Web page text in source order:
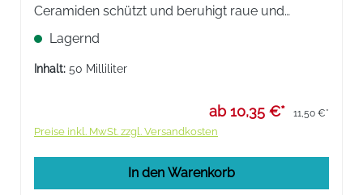
Ceramiden schützt und beruhigt raue und
trockene Haut sofort.
Lagernd
Inhalt: 50 Milliliter
ab 10,35 €* 11,50 €*
Preise inkl. MwSt. zzgl. Versandkosten
In den Warenkorb